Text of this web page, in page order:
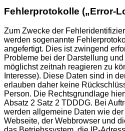
Fehlerprotokolle („Error-
Zum Zwecke der
werden sogenannte
angefertigt. Dies ist zwingend
Probleme bei der Darstellung
möglichst zeitnah reagieren zu
Interesse). Diese Daten sind in
erlauben daher keine
Person. Die Rechtsgrundlage
Absatz 2 Satz 2 TDDDG. Bei
werden allgemeine Daten wie
Webseite, der Webbrowser und